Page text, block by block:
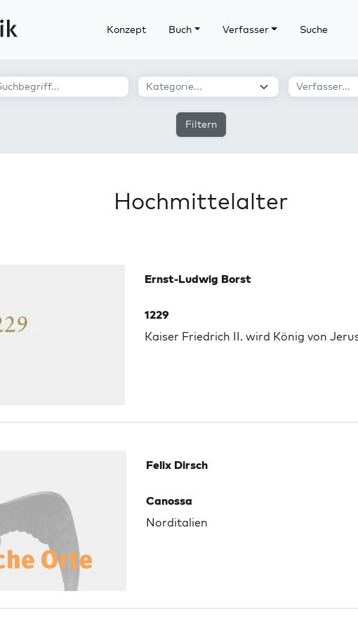
Konzept Buch Verfasser Suche
Filtern
Hochmittelalter
Ernst-Ludwig Borst
1229
Kaiser Friedrich II. wird König von
Felix Dirsch
Canossa
Norditalien